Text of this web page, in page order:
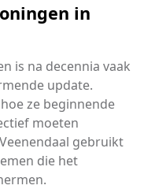
in
is na decennia vaak
update.
ze beginnende
moeten
gebruikt
die het